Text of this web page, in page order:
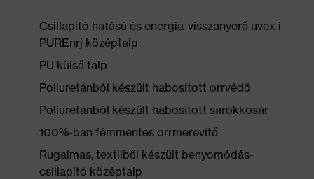
Csillapító hatású és energia-visszanyerő uvex i-
PUREnrj középtalp
PU külső talp
Poliuretánból készült habosított orrvédő
Poliuretánból készült habosított sarokkosár
100%-ban fémmentes orrmerevítő
Rugalmas, textilből készült benyomódás-
csillapító középtalp